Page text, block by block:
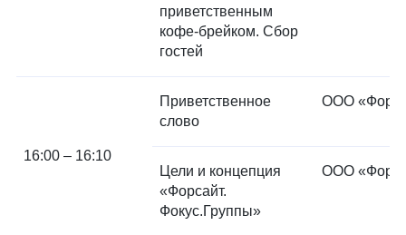
приветственным
кофе-брейком. Сбор
гостей
16:00 – 16:10
Приветственное
слово
ООО
Цели и концепция
«Форсайт.
Фокус.Группы»
ООО